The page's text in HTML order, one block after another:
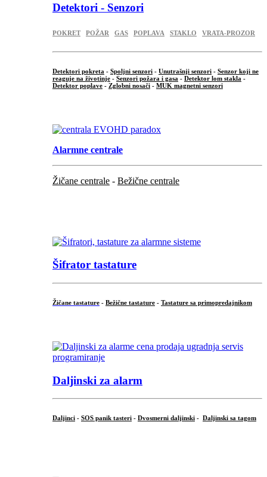
Detektori - Senzori
POKRET POŽAR GAS POPLAVA STAKLO VRATA-PROZOR
Detektori pokreta - Spoljni senzori - Unutrašnji senzori - Senzor koji ne
reaguje na životinje - Senzori požara i gasa - Detektor lom stakla -
Detektor poplave - Zglobni nosači - MUK magnetni senzori
Alarmne centrale
Žičane centrale - Bežične centrale
Šifrator tastature
Žičane tastature - Bežične tastature - Tastature sa primopredajnikom
Daljinski za alarm
Daljinci - SOS panik tasteri - Dvosmerni daljinski - Daljinski sa tagom